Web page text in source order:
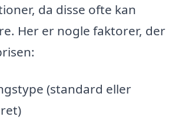
da disse ofte kan
Her er nogle faktorer, der
(standard eller